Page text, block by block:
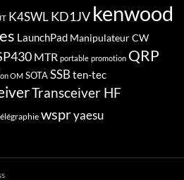
K4SWL KD1JV kenwood
LaunchPad Manipulateur CW
MTR portable promotion QRP
OM SOTASSB ten-tec
Transceiver HF
wspryaesu